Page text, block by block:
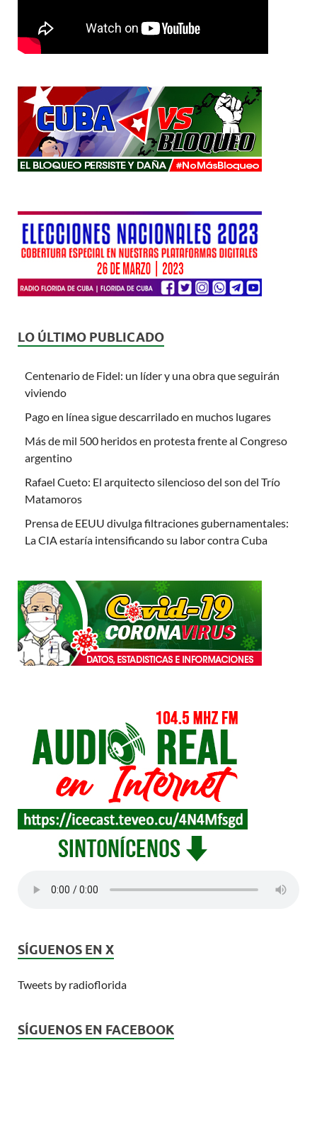
LO ÚLTIMO PUBLICADO
Centenario de Fidel: un líder y una obra que seguirán
viviendo
Pago en línea sigue descarrilado en muchos lugares
Más de mil 500 heridos en protesta frente al Congreso
argentino
Rafael Cueto: El arquitecto silencioso del son del Trío
Matamoros
Prensa de EEUU divulga filtraciones gubernamentales:
La CIA estaría intensificando su labor contra Cuba
SÍGUENOS EN X
Tweets by radioflorida
SÍGUENOS EN FACEBOOK